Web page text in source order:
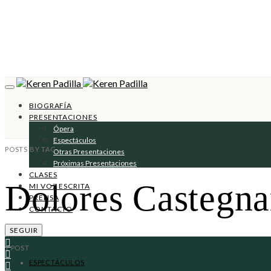
BIOGRAFÍA
PRESENTACIONES
Ópera
Espectáculos
Otras Presentaciones
Próximas Presentaciones
CLASES
MI VOZ ESCRITA
PRENSA
CONTACTO
SEGUIR
POSTS BY TAG
Dolores
1 POST
ESPECTÁCULOS